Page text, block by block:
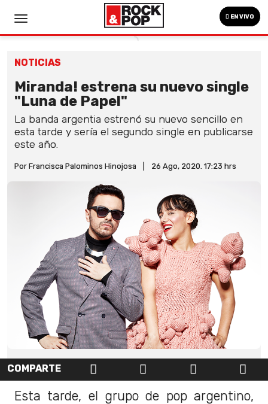
EN VIVO
NOTICIAS
Miranda! estrena su nuevo single
"Luna de Papel"
La banda argentia estrenó su nuevo sencillo en
esta tarde y sería el segundo single en publicarse
este año.
Por Francisca Palominos Hinojosa 26 Ago, 2020. 17:23 hrs
COMPARTE
Esta tarde, el grupo de pop argentino,